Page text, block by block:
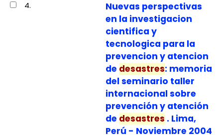
4.
Nuevas perspectivas
en la investigacion
cientifica y
tecnologica para la
prevencion y atencion
de desastres: memoria
del seminario taller
internacional sobre
prevención y atención
de desastres . Lima,
Perú - Noviembre 2004